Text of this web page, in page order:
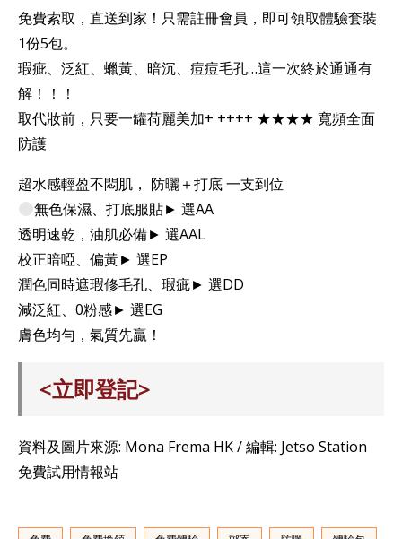
免費索取，直送到家！只需註冊會員，即可領取體驗套裝
1份5包。
瑕疵、泛紅、蠟黃、暗沉、痘痘毛孔…這一次終於通通有
解！！！
取代妝前，只要一罐荷麗美加+ ++++ ★★★★ 寬頻全面
防護
超水感輕盈不悶肌， 防曬＋打底 一支到位
無色保濕、打底服貼► 選AA
透明速乾，油肌必備► 選AAL
校正暗啞、偏黃► 選EP
潤色同時遮瑕修毛孔、瑕疵► 選DD
減泛紅、0粉感► 選EG
膚色均勻，氣質先贏！
<立即登記>
資料及圖片來源: Mona Frema HK / 編輯: Jetso Station
免費試用情報站